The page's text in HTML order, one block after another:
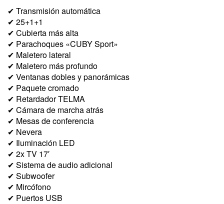
✔ Transmisión automática
✔ 25+1+1
✔ Cubierta más alta
✔ Parachoques «CUBY Sport»
✔ Maletero lateral
✔ Maletero más profundo
✔ Ventanas dobles y panorámicas
✔ Paquete cromado
✔ Retardador TELMA
✔ Cámara de marcha atrás
✔ Mesas de conferencia
✔ Nevera
✔ Iluminación LED
✔ 2x TV 17′
✔ Sistema de audio adicional
✔ Subwoofer
✔ Mircófono
✔ Puertos USB